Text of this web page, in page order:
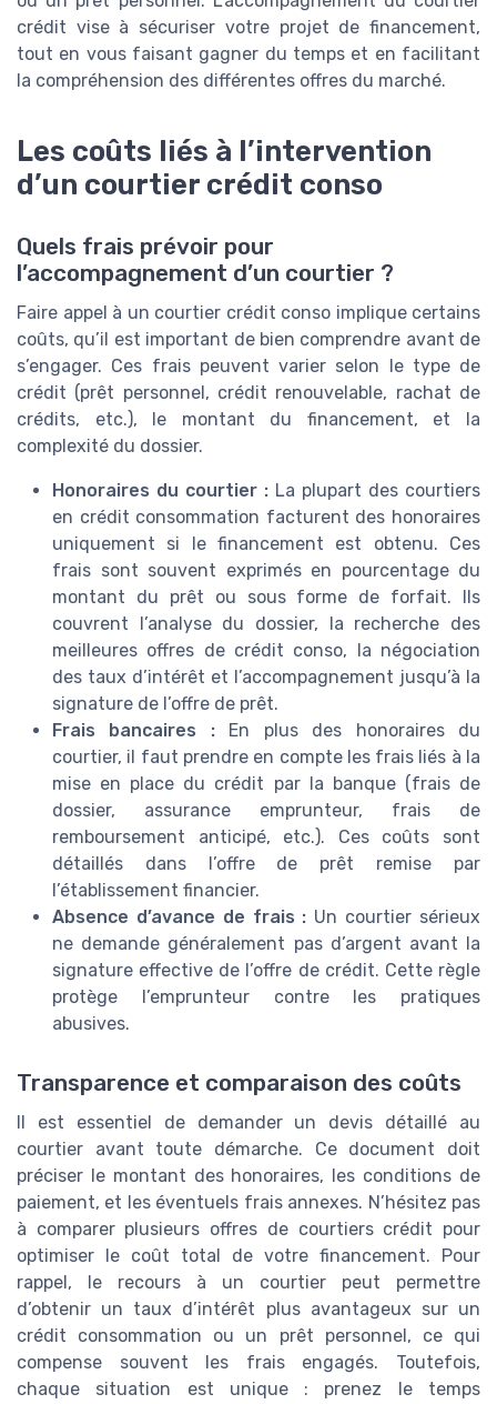
crédit vise à sécuriser votre projet de financement,
tout en vous faisant gagner du temps et en facilitant
la compréhension des différentes offres du marché.
Les coûts liés à l’intervention
d’un courtier crédit conso
Quels frais prévoir pour
l’accompagnement d’un courtier ?
Faire appel à un courtier crédit conso implique certains
coûts, qu’il est important de bien comprendre avant de
s’engager. Ces frais peuvent varier selon le type de
crédit (prêt personnel, crédit renouvelable, rachat de
crédits, etc.), le montant du financement, et la
complexité du dossier.
Honoraires du courtier : La plupart des courtiers
en crédit consommation facturent des honoraires
uniquement si le financement est obtenu. Ces
frais sont souvent exprimés en pourcentage du
montant du prêt ou sous forme de forfait. Ils
couvrent l’analyse du dossier, la recherche des
meilleures offres de crédit conso, la négociation
des taux d’intérêt et l’accompagnement jusqu’à la
signature de l’offre de prêt.
Frais bancaires :En plus des honoraires du
courtier, il faut prendre en compte les frais liés à la
mise en place du crédit par la banque (frais de
dossier, assurance emprunteur, frais de
remboursement anticipé, etc.). Ces coûts sont
détaillés dans l’offre de prêt remise par
l’établissement financier.
Absence d’avance de frais : Un courtier sérieux
ne demande généralement pas d’argent avant la
signature effective de l’offre de crédit. Cette règle
protège l’emprunteur contre les pratiques
abusives.
Transparence et comparaison des coûts
Il est essentiel de demander un devis détaillé au
courtier avant toute démarche. Ce document doit
préciser le montant des honoraires, les conditions de
paiement, et les éventuels frais annexes. N’hésitez pas
à comparer plusieurs offres de courtiers crédit pour
optimiser le coût total de votre financement. Pour
rappel, le recours à un courtier peut permettre
d’obtenir un taux d’intérêt plus avantageux sur un
crédit consommation ou un prêt personnel, ce qui
compense souvent les frais engagés. Toutefois,
chaque situation est unique : prenez le temps